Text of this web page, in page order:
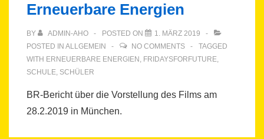
Erneuerbare Energien
BY ADMIN-AHO POSTED ON
1. MÄRZ 2019
POSTED IN ALLGEMEIN NO COMMENTS
TAGGED
WITH ERNEUERBARE ENERGIEN , FRIDAYSFORFUTURE,
SCHULE, SCHÜLER
BR-Bericht über die Vorstellung des Films am
28.2.2019 in München.